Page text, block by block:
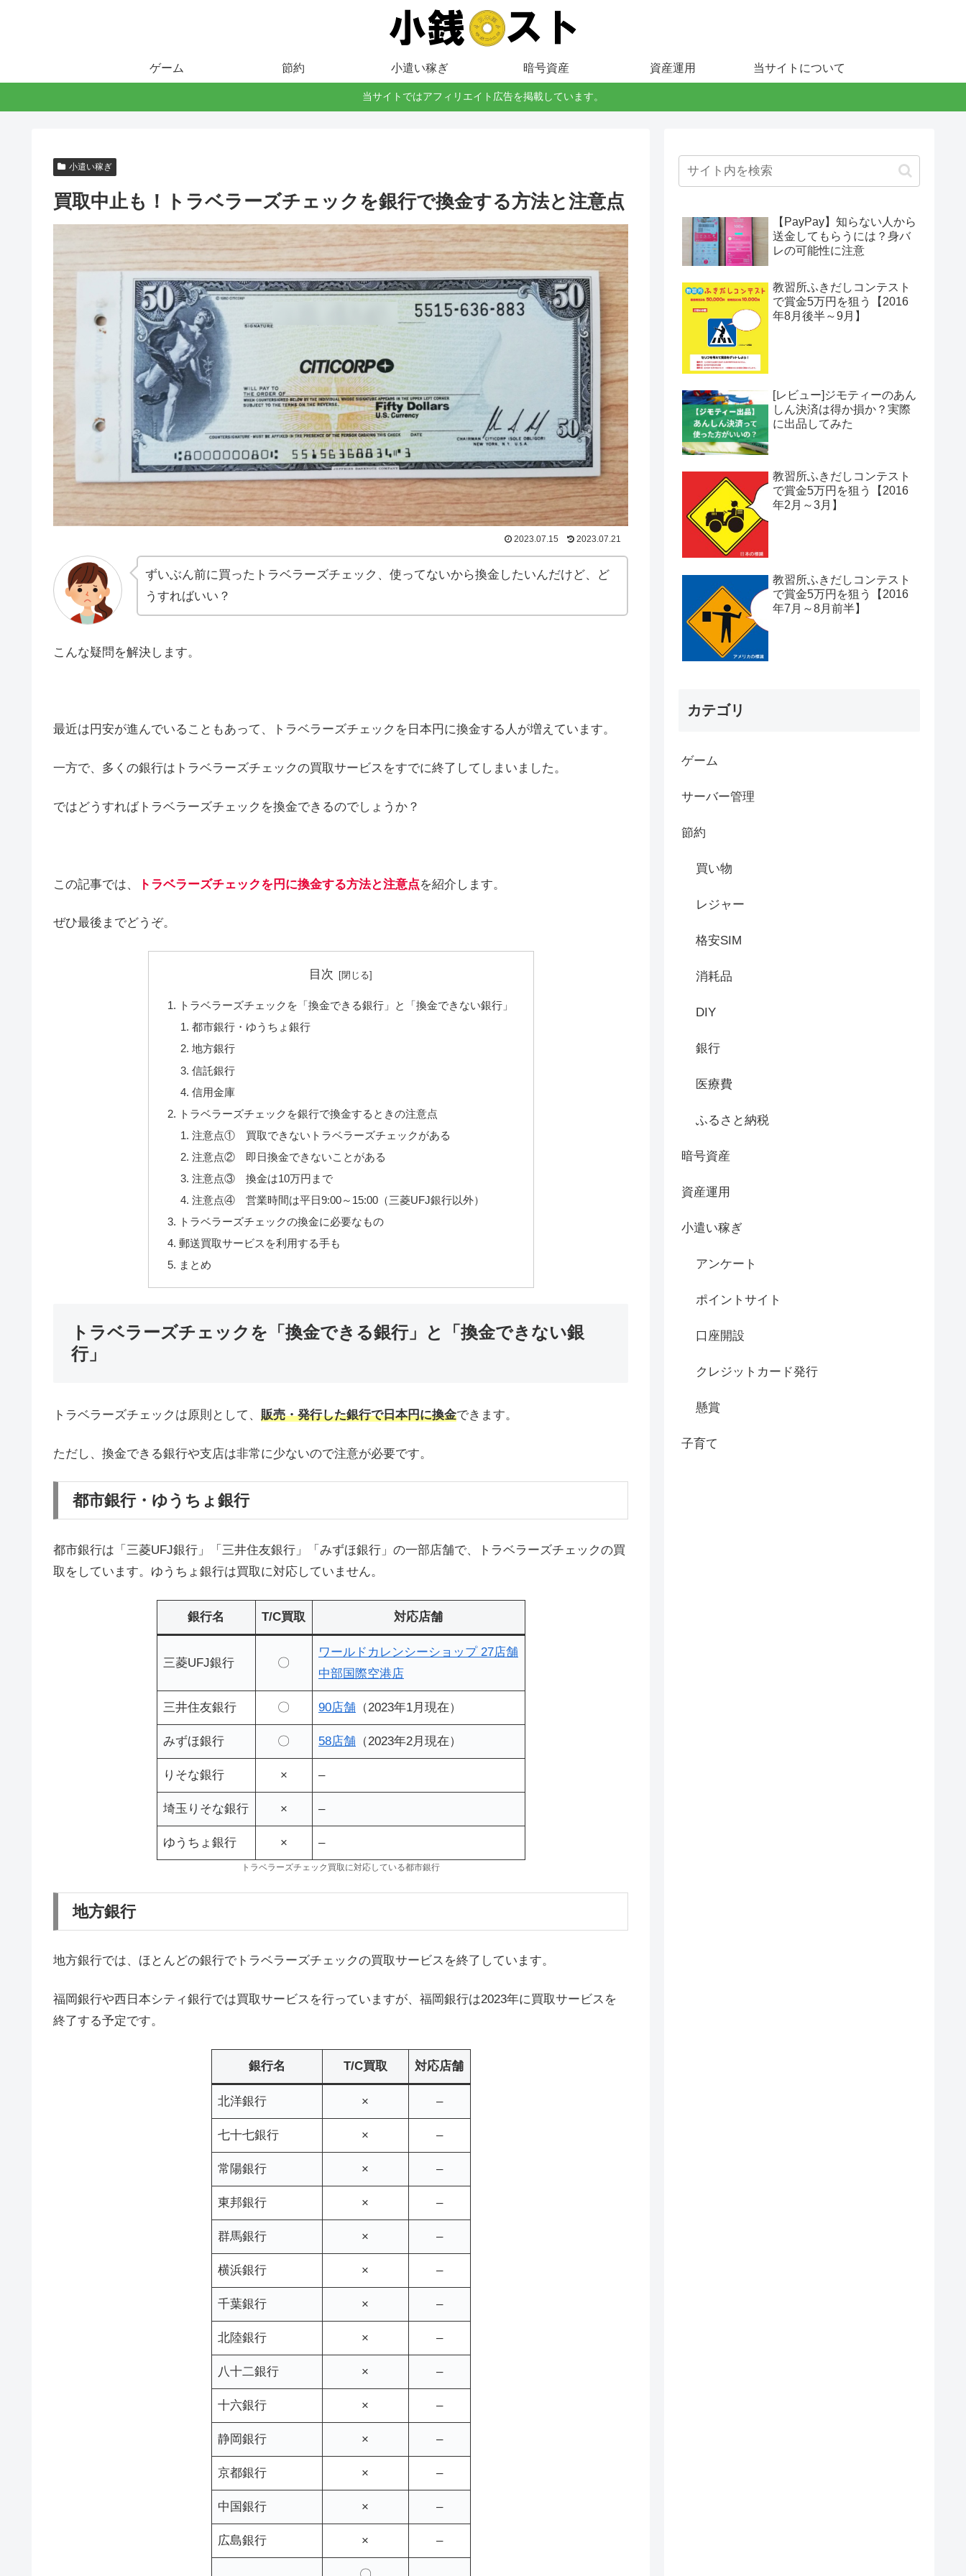
ゲーム 節約 小遣い稼ぎ 暗号資産 資産運用 当サイトについて
当サイトではアフィリエイト広告を掲載しています。
小遣い稼ぎ
買取中止も！トラベラーズチェックを銀行で換金する方法と注意点
2023.07.15 2023.07.21
ずいぶん前に買ったトラベラーズチェック、使ってないから換金したいんだけど、ど
うすればいい？
こんな疑問を解決します。
最近は円安が進んでいることもあって、トラベラーズチェックを日本円に換金する人が増えています。
一方で、多くの銀行はトラベラーズチェックの買取サービスをすでに終了してしまいました。
ではどうすればトラベラーズチェックを換金できるのでしょうか？
この記事では、 トラベラーズチェックを円に換金する方法と注意点を紹介します。
ぜひ最後までどうぞ。
目次
トラベラーズチェックを「換金できる銀行」と「換金できない銀行」
都市銀行・ゆうちょ銀行
地方銀行
信託銀行
信用金庫
トラベラーズチェックを銀行で換金するときの注意点
注意点① 買取できないトラベラーズチェックがある
注意点② 即日換金できないことがある
注意点③ 換金は10万円まで
注意点④ 営業時間は平日9:00～15:00（三菱UFJ銀行以外）
トラベラーズチェックの換金に必要なもの
郵送買取サービスを利用する手も
まとめ
トラベラーズチェックを「換金できる銀行」と「換金できない銀
行」
トラベラーズチェックは原則として、 販売・発行した銀行で日本円に換金できます。
ただし、換金できる銀行や支店は非常に少ないので注意が必要です。
都市銀行・ゆうちょ銀行
都市銀行は「三菱UFJ銀行」「三井住友銀行」「みずほ銀行」の一部店舗で、トラベラーズチェックの買
取をしています。ゆうちょ銀行は買取に対応していません。
銀行名 T/C買取 対応店舗
三菱UFJ銀行 〇
ワールドカレンシーショップ 27店舗
中部国際空港店
三井住友銀行 〇 90店舗 （2023年1月現在）
みずほ銀行 〇 58店舗 （2023年2月現在）
りそな銀行 × –
埼玉りそな銀行 × –
ゆうちょ銀行 × –
トラベラーズチェック買取に対応している都市銀行
地方銀行
地方銀行では、ほとんどの銀行でトラベラーズチェックの買取サービスを終了しています。
福岡銀行や西日本シティ銀行では買取サービスを行っていますが、福岡銀行は2023年に買取サービスを
終了する予定です。
銀行名 T/C買取 対応店舗
北洋銀行 × –
七十七銀行 × –
常陽銀行 × –
東邦銀行 × –
群馬銀行 × –
横浜銀行 × –
千葉銀行 × –
北陸銀行 × –
八十二銀行 × –
十六銀行 × –
静岡銀行 × –
京都銀行 × –
中国銀行 × –
広島銀行 × –
【PayPay】知らない人から
送金してもらうには？身バ
レの可能性に注意
教習所ふきだしコンテスト
で賞金5万円を狙う【2016
年8月後半～9月】
[レビュー]ジモティーのあん
しん決済は得か損か？実際
に出品してみた
教習所ふきだしコンテスト
で賞金5万円を狙う【2016
年2月～3月】
教習所ふきだしコンテスト
で賞金5万円を狙う【2016
年7月～8月前半】
カテゴリ
ゲーム
サーバー管理
節約
買い物
レジャー
格安SIM
消耗品
DIY
銀行
医療費
ふるさと納税
暗号資産
資産運用
小遣い稼ぎ
アンケート
ポイントサイト
口座開設
クレジットカード発行
懸賞
子育て